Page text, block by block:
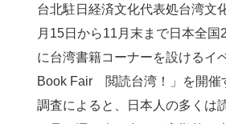
台北駐日経済文化代表処台湾文
月15日から11月末まで日本全国
に台湾書籍コーナーを設けるイ
Book Fair 閲読台湾！」を開催
調査によると、日本人の多くは